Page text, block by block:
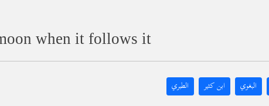
when it follows it
البغوي ابن كثير الطبري